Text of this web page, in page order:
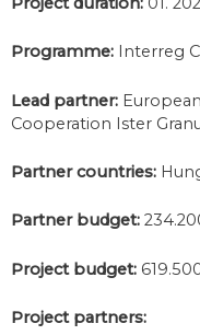
Programme: Interreg
Lead partner:
Cooperation Ister
Partner countries:
Partner budget:
Project budget:
Project partners: